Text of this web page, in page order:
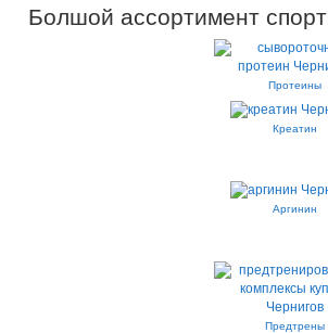
Болшой ассортимент
Протеины
Креатин
Аргинин
Предтрены